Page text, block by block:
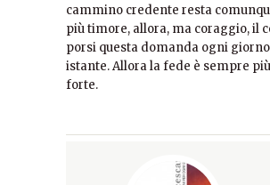
cammino credente resta
più timore, allora, ma coraggio, il
porsi questa domanda ogni
istante. Allora la fede è sempre
forte.